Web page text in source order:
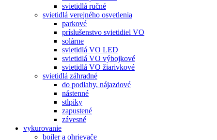
svietidlá ručné
svietidlá verejného osvetlenia
parkové
príslušenstvo svietidiel VO
solárne
svietidlá VO LED
svietidlá VO výbojkové
svietidlá VO žiarivkové
svietidlá záhradné
do podlahy, nájazdové
nástenné
stlpiky
zapustené
závesné
vykurovanie
boiler a ohrievače